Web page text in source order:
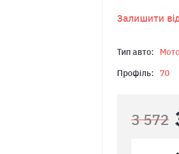
Залишити
Тип авто:
Профіль:
70
3 572